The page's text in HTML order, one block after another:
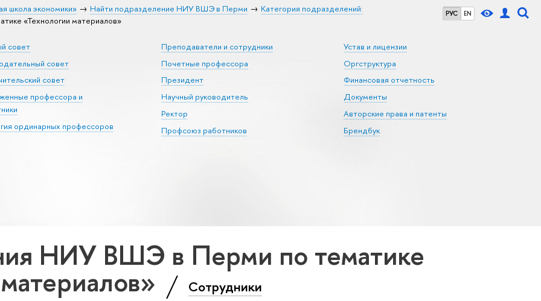
РУС EN
школа экономики» Найти подразделение НИУ ВШЭ в Перми
Категория подразделений:
«Технологии материалов»
совет
совет
совет
профессора и
ординарных профессоров
Преподаватели и сотрудники
Почетные профессора
Президент
Научный руководитель
Ректор
Профсоюз работников
Устав и лицензии
Оргструктура
Финансовая отчетность
Документы
Авторские права и патенты
Брендбук
НИУ ВШЭ в Перми по тематике
Сотрудники